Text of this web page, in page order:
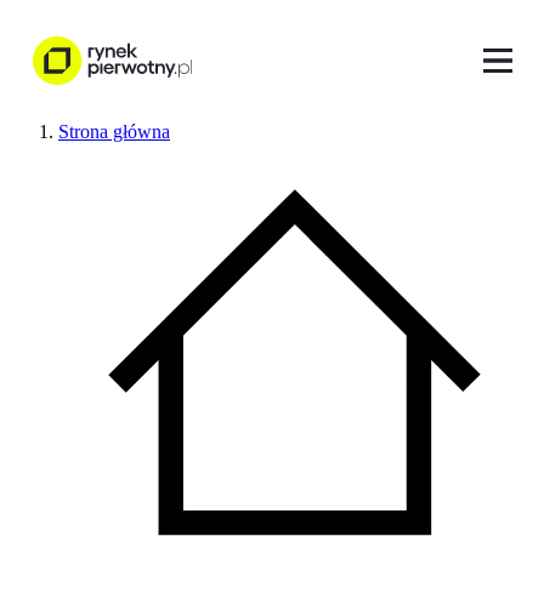
Strona główna